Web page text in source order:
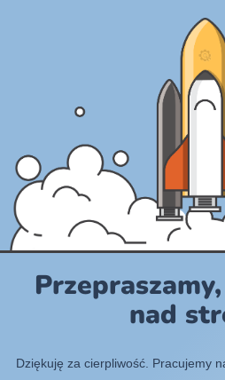
nad
Dziękuję za cierpliwość. Pracujemy